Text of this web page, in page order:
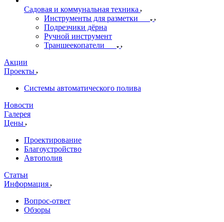
Садовая и коммунальная техника
Инструменты для разметки
Подрезчики дёрна
Ручной инструмент
Траншеекопатели
Акции
Проекты
Системы автоматического полива
Новости
Галерея
Цены
Проектирование
Благоустройство
Автополив
Статьи
Информация
Вопрос-ответ
Обзоры